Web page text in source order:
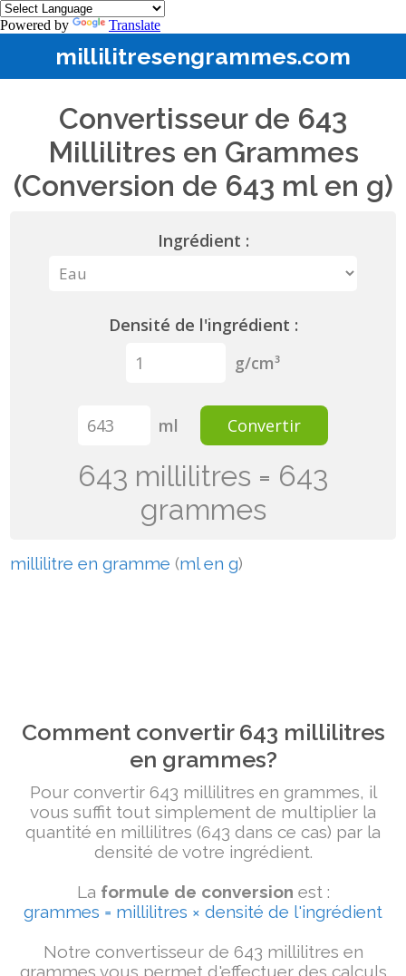
Powered by Translate
millilitresengrammes.com
Convertisseur de 643
Millilitres en Grammes
(Conversion de 643 ml en g)
Ingrédient :
Densité de l'ingrédient :
g/cm³
ml Convertir
643 millilitres = 643
grammes
millilitre en gramme (ml en g)
Comment convertir 643 millilitres
en grammes?
Pour convertir 643 millilitres en grammes, il
vous suffit tout simplement de multiplier la
quantité en millilitres (643 dans ce cas) par la
densité de votre ingrédient.
La formule de conversion est :
grammes = millilitres × densité de l'ingrédient
Notre convertisseur de 643 millilitres en
grammes vous permet d'effectuer des calculs